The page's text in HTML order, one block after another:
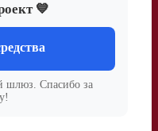
💙
шлюз. Спасибо за